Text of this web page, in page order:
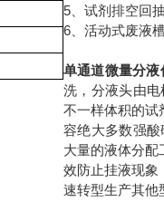
5、试剂排空回
6、活动式废液
单通道微量分液
洗，分液头由
不一样体积的试
容绝大多数强
大量的液体分
效防止挂液现象
速转型生产其他